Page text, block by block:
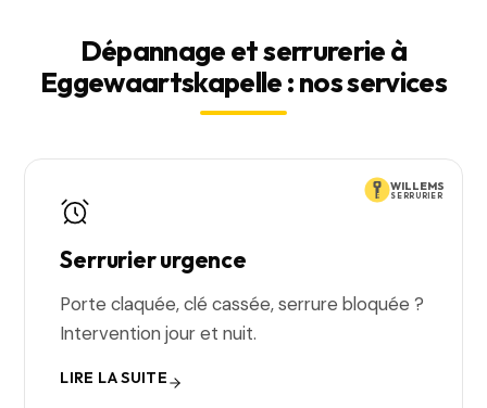
Dépannage et serrurerie à
Eggewaartskapelle : nos services
WILLEMS
SERRURIER
Serrurier urgence
Porte claquée, clé cassée, serrure bloquée ?
Intervention jour et nuit.
LIRE LA SUITE